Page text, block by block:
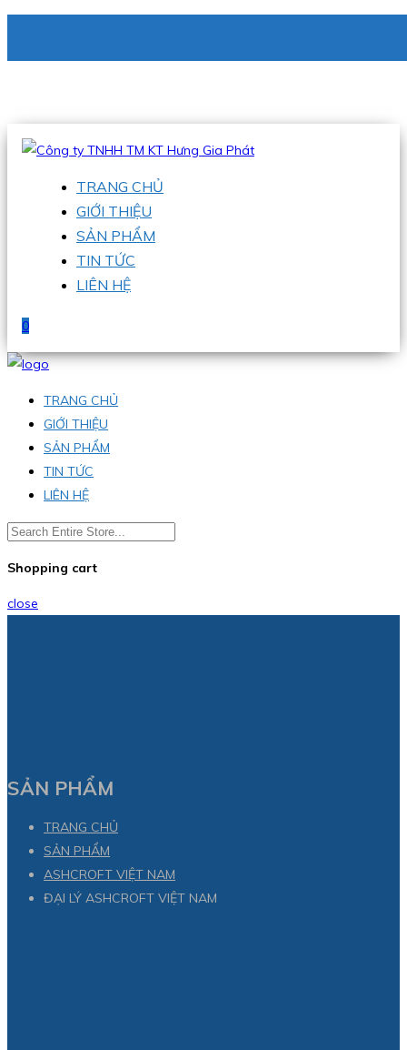
Hotline:0938 336 079
TRANG CHỦ
GIỚI THIỆU
SẢN PHẨM
TIN TỨC
LIÊN HỆ
0
TRANG CHỦ
GIỚI THIỆU
SẢN PHẨM
TIN TỨC
LIÊN HỆ
Shopping cart
close
SẢN PHẨM
TRANG CHỦ
SẢN PHẨM
ASHCROFT VIỆT NAM
ĐẠI LÝ ASHCROFT VIỆT NAM